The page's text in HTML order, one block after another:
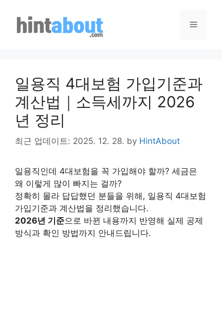
content
Menu
일용직 4대보험 가입기준과
계산법｜소득세까지 2026
년 정리
최근 업데이트: 2025. 12. 28. by HintAbout
일용직인데 4대보험을 꼭 가입해야 할까? 세금은
왜 이렇게 많이 빠지는 걸까?
정확히 몰라 답답했던 분들을 위해, 일용직 4대보험
가입기준과 계산법을 정리했습니다.
2026년 기준으로 바뀐 내용까지 반영해 실제 공제
방식과 확인 방법까지 안내드립니다.